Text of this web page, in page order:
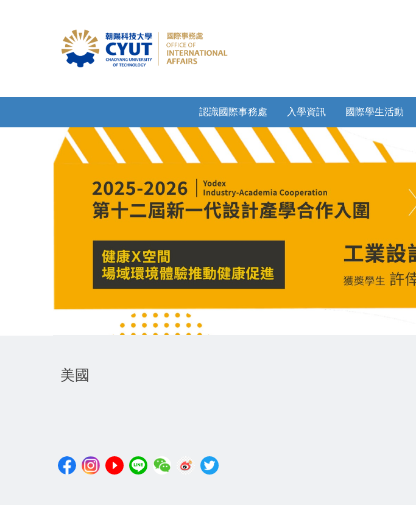
認識國際事務處 入學資訊 國際學生活動
美國